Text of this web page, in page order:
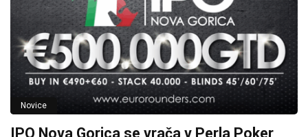
Novice
IPO Nova Gorica se vrača v Perla Poker